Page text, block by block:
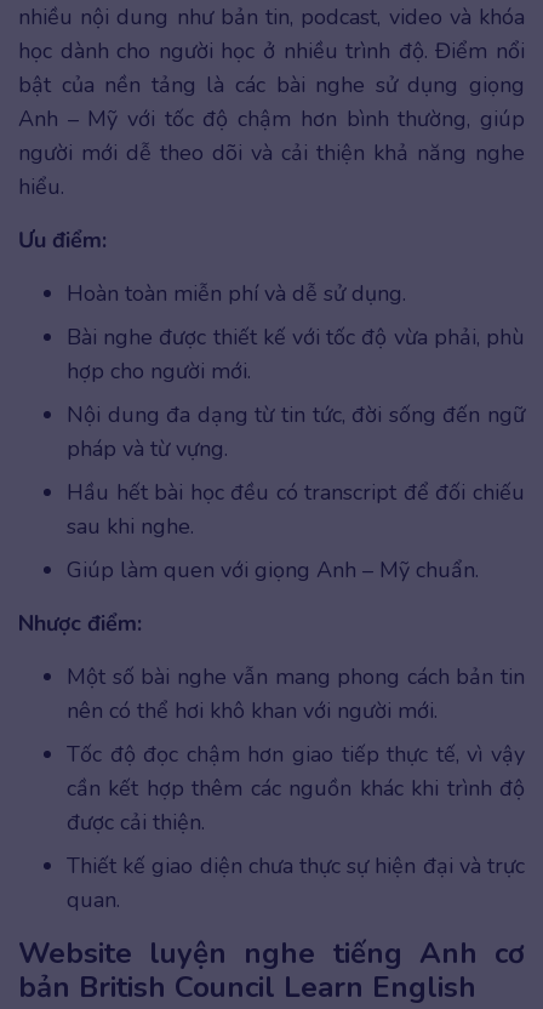
nhiều nội dung như bản tin, podcast, video và khóa
học dành cho người học ở nhiều trình độ. Điểm nổi
bật của nền tảng là các bài nghe sử dụng giọng
Anh – Mỹ với tốc độ chậm hơn bình thường, giúp
người mới dễ theo dõi và cải thiện khả năng nghe
hiểu.
Ưu điểm:
Hoàn toàn miễn phí và dễ sử dụng.
Bài nghe được thiết kế với tốc độ vừa phải, phù
hợp cho người mới.
Nội dung đa dạng từ tin tức, đời sống đến ngữ
pháp và từ vựng.
Hầu hết bài học đều có transcript để đối chiếu
sau khi nghe.
Giúp làm quen với giọng Anh – Mỹ chuẩn.
Nhược điểm:
Một số bài nghe vẫn mang phong cách bản tin
nên có thể hơi khô khan với người mới.
Tốc độ đọc chậm hơn giao tiếp thực tế, vì vậy
cần kết hợp thêm các nguồn khác khi trình độ
được cải thiện.
Thiết kế giao diện chưa thực sự hiện đại và trực
quan.
Website luyện nghe tiếng Anh cơ
bản British Council Learn English